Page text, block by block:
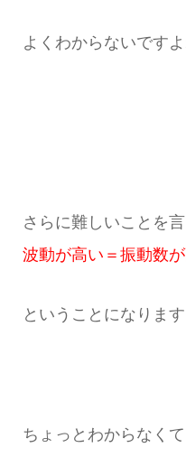
よくわからないですよ
さらに難しいことを
波動が高い＝振動数
ということになります
ちょっとわからなくて